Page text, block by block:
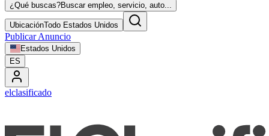
¿Qué buscas?Buscar empleo, servicio, auto...
UbicaciónTodo Estados Unidos
Publicar Anuncio
Estados Unidos
ES
elclasificado